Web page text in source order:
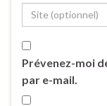
Prévenez-moi
par e-mail.